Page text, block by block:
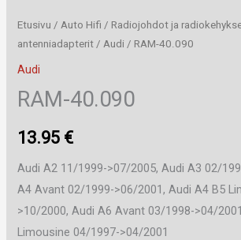
Etusivu / Auto Hifi / Radiojohdot ja
antenniadapterit / Audi / RAM-40.090
Audi
RAM-40.090
13.95 €
Audi A2 11/1999->07/2005, Audi A3 02/
A4 Avant 02/1999->06/2001, Audi A4 B5
>10/2000, Audi A6 Avant 03/1998->04/
Limousine 04/1997->04/2001